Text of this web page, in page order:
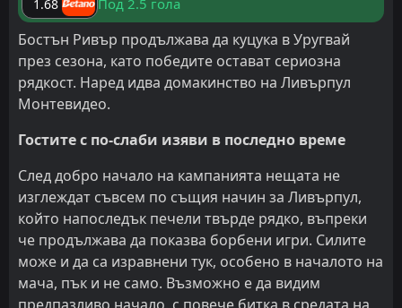
1.68 Под 2.5 гола
Бостън Ривър продължава да куцука в Уругвай
през сезона, като победите остават сериозна
рядкост. Наред идва домакинство на Ливърпул
Монтевидео.
Гостите с по-слаби изяви в последно време
След добро начало на кампанията нещата не
изглеждат съвсем по същия начин за Ливърпул,
който напоследък печели твърде рядко, въпреки
че продължава да показва борбени игри. Силите
може и да са изравнени тук, особено в началото на
мача, пък и не само. Възможно е да видим